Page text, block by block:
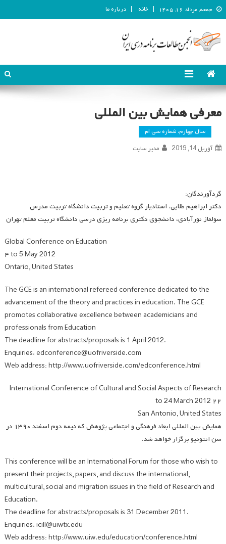
جمعه, مرداد ۱۶, ۱۴۰۵ خانه درباره ما
انجمن مطالعات برنامه درسی ایران
معرفی همایش بین المللی
سال چهارم، شماره سی ام
آوریل 14, 2019 مدیر سایت
گردآورندگان:
دکتر ابراهیم طلایی، استادیار گروه تعلیم و تربیت دانشگاه تربیت مدرس
سولماز نورآبادی، دانشجوی دکتری برنامه ریزی درسی دانشگاه تربیت معلم تهران
Global Conference on Education
۴ to 5 May 2012
Ontario, United States
The GCE is an international refereed conference dedicated to the
advancement of the theory and practices in education. The GCE
promotes collaborative excellence between academicians and
professionals from Education
The deadline for abstracts/proposals is 1 April 2012.
Enquiries: edconference@uofriverside.com
Web address: http://www.uofriverside.com/edconference.html
International Conference of Cultural and Social Aspects of Research
۲۲ to 24 March 2012
San Antonio, United States
همایش بین المللی ابعاد فرهنگی و اجتماعی پژوهش که نیمه دوم اسفند ۱۳۹۰ در
سن انتونیو برگزار خواهد شد.
This conference will be an International Forum for those who wish to
present their projects, papers, and discuss the international,
multicultural, social and migration issues in the field of Research and
Education.
The deadline for abstracts/proposals is 31 December 2011.
Enquiries: icill@uiwtx.edu
Web address: http://www.uiw.edu/education/conference.html